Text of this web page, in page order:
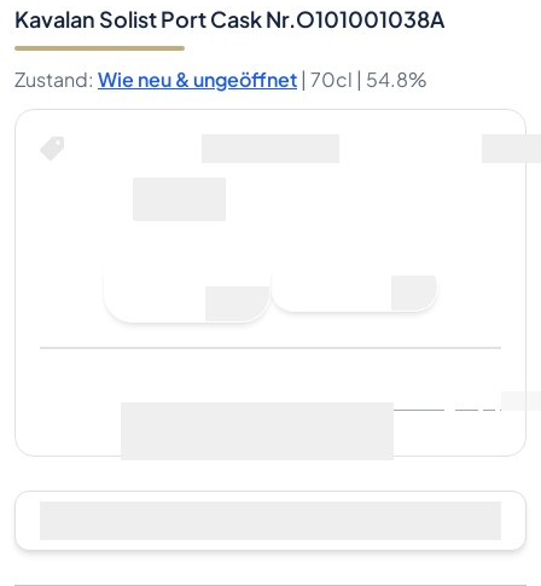
Kavalan Solist Port Cask Nr.O101001038A
Zustand: Wie neu & ungeöffnet | 70cl | 54.8%